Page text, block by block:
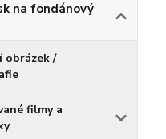
na fondánový
obrázek /
filmy a